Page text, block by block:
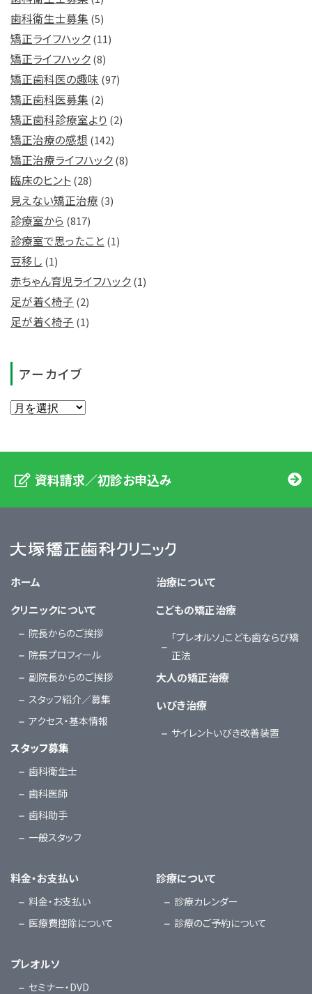
歯科衛生士募集 (5)
矯正ライフハック(11)
矯正ライフハック(8)
矯正歯科医の趣味 (97)
矯正歯科医募集 (2)
矯正歯科診療室より (2)
矯正治療の感想 (142)
矯正治療ライフハック(8)
臨床のヒント(28)
見えない矯正治療 (3)
診療室から (817)
診療室で思ったこと (1)
豆移し (1)
赤ちゃん育児ライフハック(1)
足が着く椅子 (2)
足が着く椅子 (1)
アーカイブ
資料請求／初診お申込み
ホーム
クリニックについて
院長からのご挨拶
院長プロフィール
副院長からのご挨拶
スタッフ紹介／募集
アクセス・基本情報
スタッフ募集
歯科衛生士
歯科医師
歯科助手
一般スタッフ
治療について
こどもの矯正治療
「プレオルソ」こども歯ならび矯
正法
大人の矯正治療
いびき治療
サイレントいびき改善装置
料金・お支払い
料金・お支払い
医療費控除について
診療について
診療カレンダー
診療のご予約について
プレオルソ
セミナー・DVD